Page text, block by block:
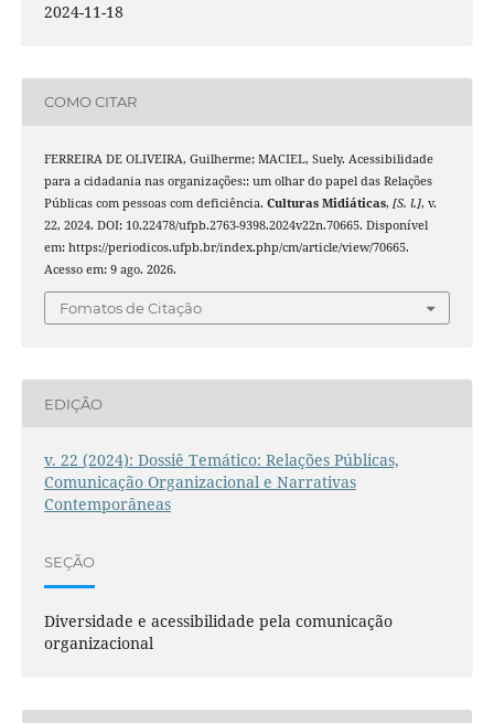
2024-11-18
COMO CITAR
FERREIRA DE OLIVEIRA, Guilherme; MACIEL, Suely. Acessibilidade
para a cidadania nas organizações:: um olhar do papel das Relações
Públicas com pessoas com deficiência. Culturas Midiáticas, [S. l.], v.
22, 2024. DOI: 10.22478/ufpb.2763-9398.2024v22n.70665. Disponível
em: https://periodicos.ufpb.br/index.php/cm/article/view/70665.
Acesso em: 9 ago. 2026.
Fomatos de Citação
EDIÇÃO
v. 22 (2024): Dossiê Temático: Relações Públicas,
Comunicação Organizacional e Narrativas
Contemporâneas
SEÇÃO
Diversidade e acessibilidade pela comunicação
organizacional